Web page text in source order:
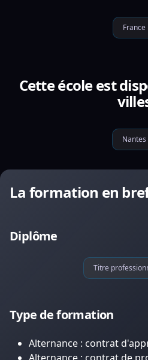
France
Cette école est
Nantes
La formation en
Diplôme
Titre
Type de formation
Alternance : contrat